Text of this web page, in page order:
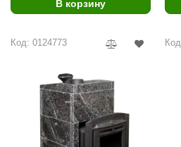
печи
тепла
В корзину
Код: 0124773